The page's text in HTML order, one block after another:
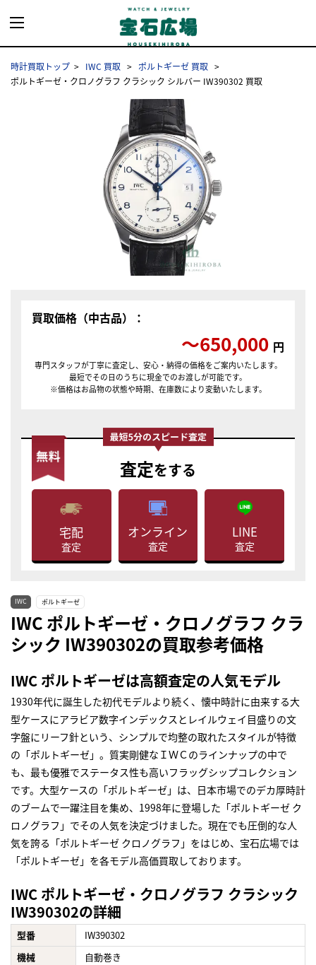
時計買取トップ IWC 買取
ポルトギーゼ 買取
ポルトギーゼ・クロノグラフ クラシック シルバー IW390302 買取
買取価格（中古品）：
〜650,000 円
専門スタッフが丁寧に査定し、安心・納得の価格をご案内いたします。
最短でその日のうちに現金でのお渡しが可能です。
※価格はお品物の状態や時期、在庫数により変動いたします。
査定をする
宅配
査定
オンライン
査定
LINE
査定
IWC ポルトギーゼ
IWC ポルトギーゼ・クロノグラフ クラ
シック IW390302の買取参考価格
IWC ポルトギーゼは高額査定の人気モデル
1930年代に誕生した初代モデルより続く、懐中時計に由来する大
型ケースにアラビア数字インデックスとレイルウェイ目盛りの文
字盤にリーフ針という、シンプルで均整の取れたスタイルが特徴
の「ポルトギーゼ」。質実剛健なＩＷＣのラインナップの中で
も、最も優雅でステータス性も高いフラッグシップコレクション
です。大型ケースの「ポルトギーゼ」は、日本市場でのデカ厚時計
のブームで一躍注目を集め、1998年に登場した「ポルトギーゼ ク
ロノグラフ」でその人気を決定づけました。現在でも圧倒的な人
気を誇る「ポルトギーゼ クロノグラフ」をはじめ、宝石広場では
「ポルトギーゼ」を各モデル高価買取しております。
IWC ポルトギーゼ・クロノグラフ クラシック
IW390302の詳細
型番
IW390302
機械
自動巻き